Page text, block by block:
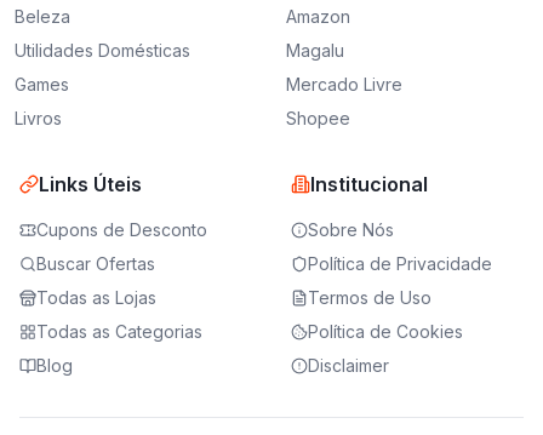
Beleza
Utilidades Domésticas
Games
Livros
Amazon
Magalu
Mercado Livre
Shopee
Links Úteis
Cupons de Desconto
Buscar Ofertas
Todas as Lojas
Todas as Categorias
Blog
Institucional
Sobre Nós
Política de Privacidade
Termos de Uso
Política de Cookies
Disclaimer